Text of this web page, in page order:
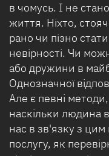
в чомусь. І не
життя. Ніхто,
рано чи пізно
невірності. Чи
або дружини в
Однозначної
Але є певні
наскільки людина
нас в зв'язку з
послугу, як